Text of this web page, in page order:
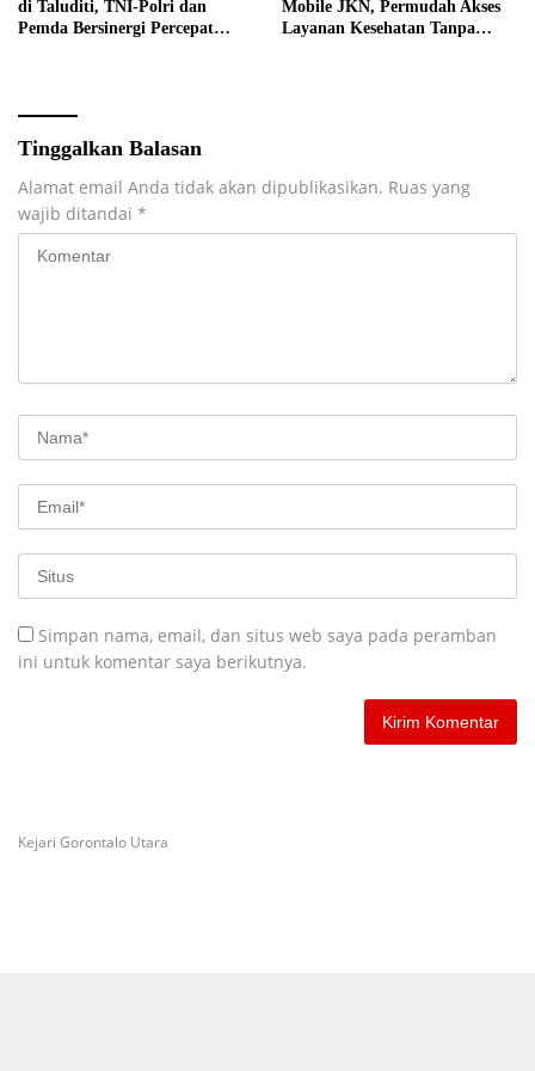
di Taluditi, TNI-Polri dan
Pemda Bersinergi Percepat
Mobile JKN, Permudah Akses
Layanan Kesehatan Tanpa
Tinggalkan Balasan
Alamat email Anda tidak akan dipublikasikan. Ruas yang
wajib ditandai *
Simpan nama, email, dan situs web saya pada peramban
ini untuk komentar saya berikutnya.
Kejari Gorontalo Utara